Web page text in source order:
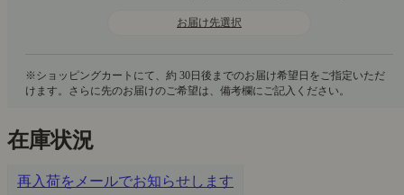
お届け先選択
在庫状況
再入荷をメールでお知らせします